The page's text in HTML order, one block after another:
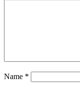
Name *